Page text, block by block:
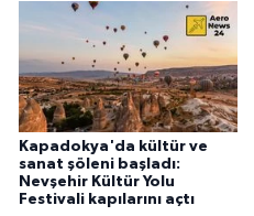
Kapadokya'da kültür ve
sanat şöleni başladı:
Nevşehir Kültür Yolu
Festivali kapılarını açtı